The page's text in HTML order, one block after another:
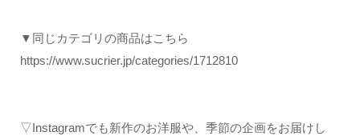
▼同じカテゴリの商品はこちら
https://www.sucrier.jp/categories/1712810
▽Instagramでも新作のお洋服や、季節の企画をお届けし